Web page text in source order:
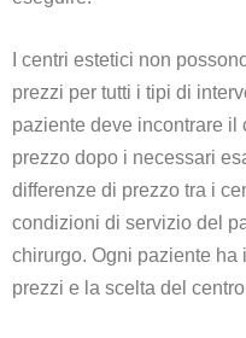
I centri estetici non
prezzi per tutti i tipi di
paziente deve incontrare il
prezzo dopo i necessari
differenze di prezzo tra i
condizioni di servizio del
chirurgo. Ogni paziente ha
prezzi e la scelta del